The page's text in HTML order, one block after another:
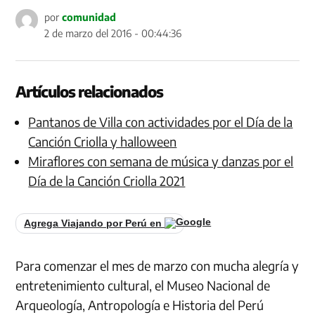
por comunidad
2 de marzo del 2016 - 00:44:36
Artículos relacionados
Pantanos de Villa con actividades por el Día de la
Canción Criolla y halloween
Miraflores con semana de música y danzas por el
Día de la Canción Criolla 2021
Agrega Viajando por Perú en
Para comenzar el mes de marzo con mucha alegría y
entretenimiento cultural, el Museo Nacional de
Arqueología, Antropología e Historia del Perú